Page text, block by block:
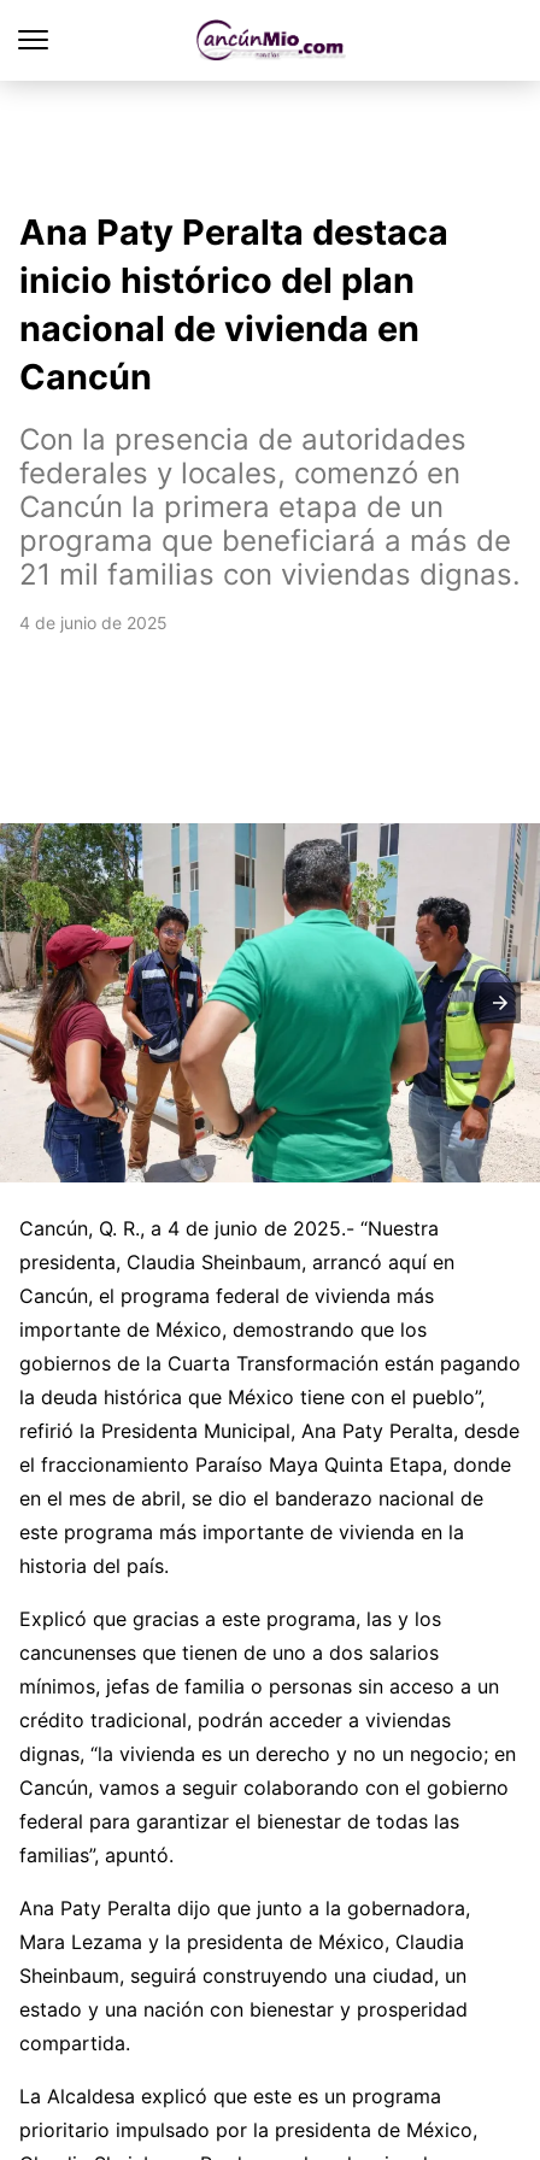
Ana Paty Peralta destaca
inicio histórico del plan
nacional de vivienda en
Cancún
Con la presencia de autoridades
federales y locales, comenzó en
Cancún la primera etapa de un
programa que beneficiará a más de
21 mil familias con viviendas dignas.
4 de junio de 2025
Cancún, Q. R., a 4 de junio de 2025.- “Nuestra
presidenta, Claudia Sheinbaum, arrancó aquí en
Cancún, el programa federal de vivienda más
importante de México, demostrando que los
gobiernos de la Cuarta Transformación están pagando
la deuda histórica que México tiene con el pueblo”,
refirió la Presidenta Municipal, Ana Paty Peralta, desde
el fraccionamiento Paraíso Maya Quinta Etapa, donde
en el mes de abril, se dio el banderazo nacional de
este programa más importante de vivienda en la
historia del país.
Explicó que gracias a este programa, las y los
cancunenses que tienen de uno a dos salarios
mínimos, jefas de familia o personas sin acceso a un
crédito tradicional, podrán acceder a viviendas
dignas, “la vivienda es un derecho y no un negocio; en
Cancún, vamos a seguir colaborando con el gobierno
federal para garantizar el bienestar de todas las
familias”, apuntó.
Ana Paty Peralta dijo que junto a la gobernadora,
Mara Lezama y la presidenta de México, Claudia
Sheinbaum, seguirá construyendo una ciudad, un
estado y una nación con bienestar y prosperidad
compartida.
La Alcaldesa explicó que este es un programa
prioritario impulsado por la presidenta de México,